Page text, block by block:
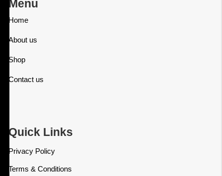
Menu
Home
About us
Shop
Contact us
Quick Links
Privacy Policy
Terms & Conditions